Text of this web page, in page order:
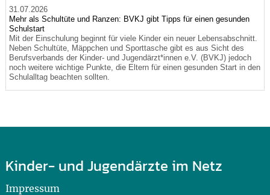
31.07.2026
Mehr als Schultüte und Ranzen: BVKJ gibt Tipps für einen gesunden
Schulstart
Mit der Einschulung beginnt für viele Kinder ein neuer Lebensabschnitt.
Neben Schultüte, Mäppchen und Sporttasche gibt es aus Sicht des
Berufsverbands der Kinder- und Jugendärzt*innen e.V. (BVKJ) jedoch
noch weitere wichtige Punkte, die Eltern für einen gesunden Start in den
Schulalltag beachten sollten.
Kinder- und Jugendärzte im Netz
Impressum